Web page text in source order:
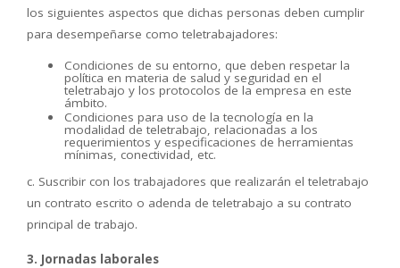
los siguientes aspectos que dichas personas deben cumplir
para desempeñarse como teletrabajadores:
Condiciones de su entorno, que deben respetar la
política en materia de salud y seguridad en el
teletrabajo y los protocolos de la empresa en este
ámbito.
Condiciones para uso de la tecnología en la
modalidad de teletrabajo, relacionadas a los
requerimientos y especificaciones de herramientas
mínimas, conectividad, etc.
c. Suscribir con los trabajadores que realizarán el teletrabajo
un contrato escrito o adenda de teletrabajo a su contrato
principal de trabajo.
3. Jornadas laborales